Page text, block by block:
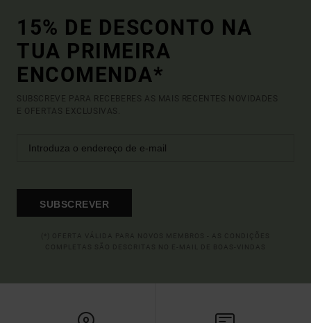
15% DE DESCONTO NA
TUA PRIMEIRA
ENCOMENDA*
SUBSCREVE PARA RECEBERES AS MAIS RECENTES NOVIDADES
E OFERTAS EXCLUSIVAS.
SUBSCREVER